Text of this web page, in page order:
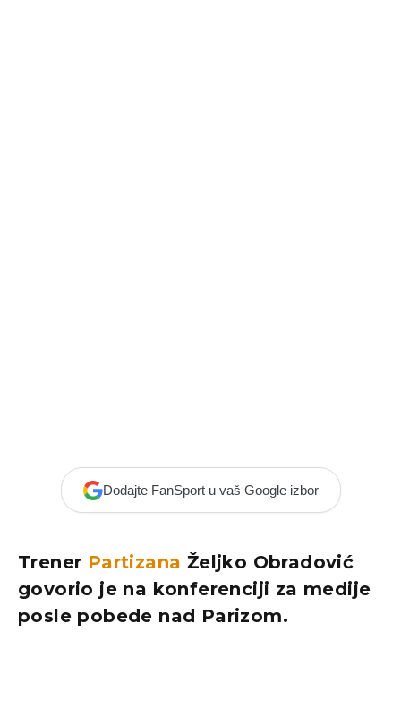
Dodajte FanSport u vaš Google izbor
Trener Partizana Željko Obradović
govorio je na konferenciji za medije
posle pobede nad Parizom.